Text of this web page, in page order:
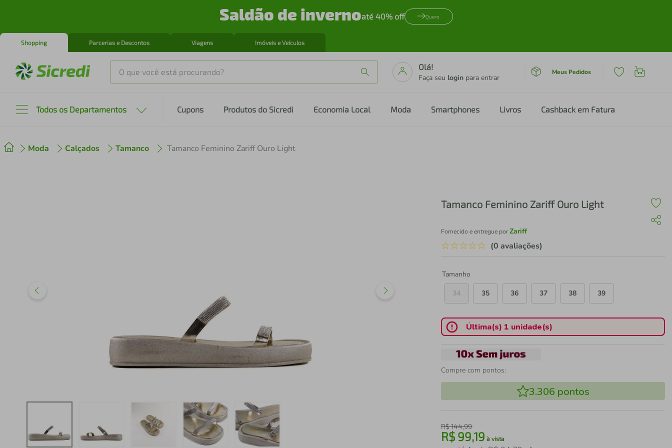
Saldão de invernoaté 40% off Quero
Shopping Parcerias e Descontos Viagens Imóveis e Veículos
O que você está procurando?
Olá!
Faça seu login para entrar
Meus Pedidos
Todos os Departamentos Cupons Produtos do Sicredi Economia Local Moda Smartphones Livros Cashback em Fatura
Moda Calçados Tamanco Tamanco Feminino Zariff Ouro Light
Tamanco Feminino Zariff Ouro Light
Fornecido e entregue porZariff
☆☆☆☆☆ (0 avaliações)
Tamanho
34
35 36 37 38 39
Última(s) 1 unidade(s)
Compre com pontos:
3.306 pontos
R$144,99
R$99,19 à vista
2 cafeteira